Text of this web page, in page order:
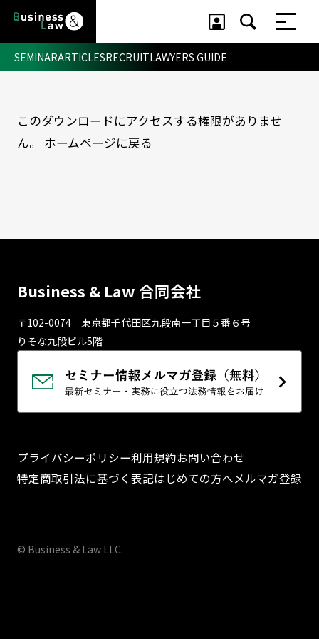
セミナー ・ 記事
セミナー
SEMINARARTICLESRECRUITLAWYERS GUIDE
このダウンロードにアクセスする権限がありませ
ん。 ホームページに戻る
Business & Law 合同会社
〒102-0074 東京都千代⽥区九段南⼀丁⽬５番６号
りそな九段ビル5階
プライバシーポリシー利用規約お問い合わせ
特定商取引法に基づく表記はじめての方へメルマガ登録
© Business & Law LLC.